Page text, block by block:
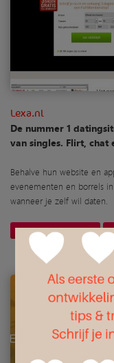
Lexa.nl
De nummer 1
van singles. Flirt, chat
Behalve hun website en
evenementen en borrels
wanneer je zelf wil daten.
Website openen